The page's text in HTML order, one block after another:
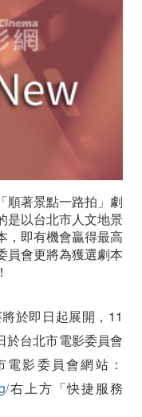
順著景點一路拍」劇
是以台北市人文地景
，即有機會贏得最高
員會更將為獲選劇本
於即日起展開，11
於台北市電影委員會
影委員會網站：
右上方「快捷服務